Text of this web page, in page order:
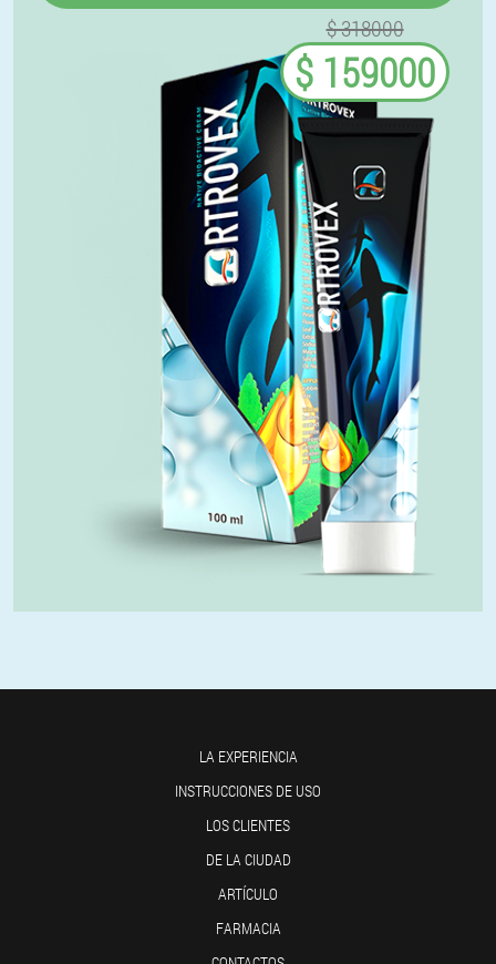
$ 318000
$ 159000
LA EXPERIENCIA
INSTRUCCIONES DE USO
LOS CLIENTES
DE LA CIUDAD
ARTÍCULO
FARMACIA